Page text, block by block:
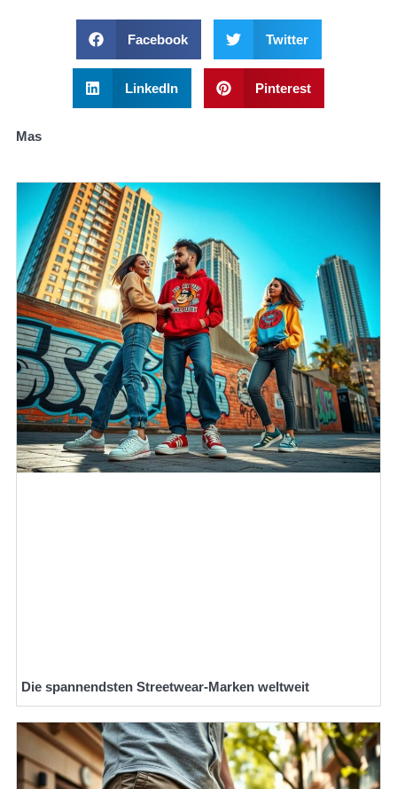
Facebook Twitter
LinkedIn Pinterest
Mas
Die spannendsten Streetwear-Marken weltweit